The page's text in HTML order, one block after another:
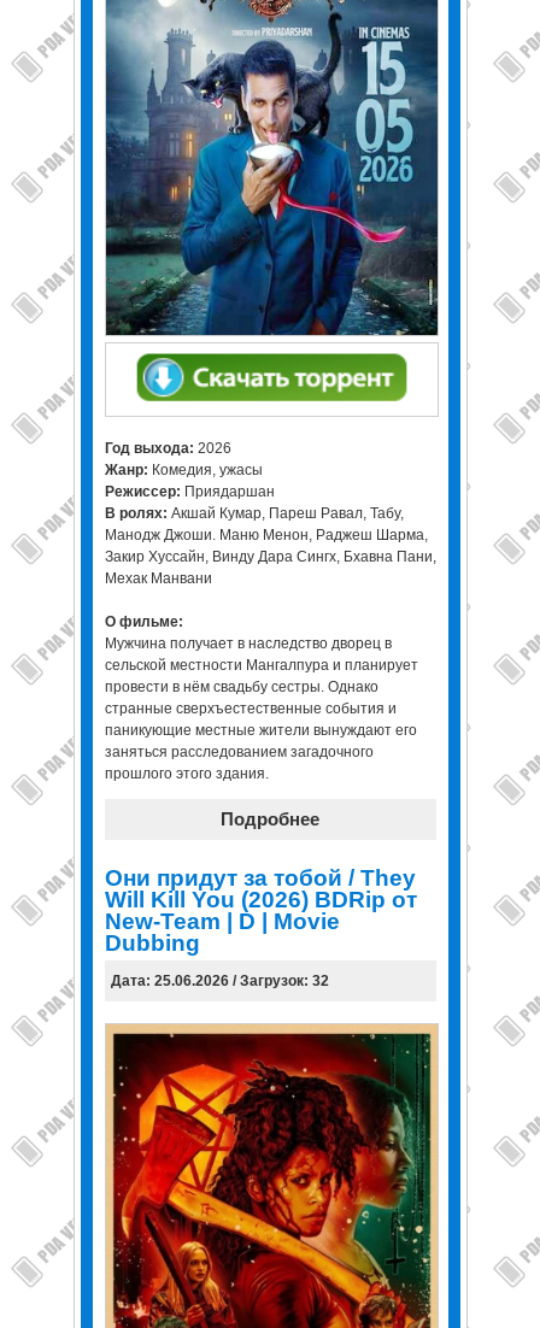
Год выхода: 2026
Жанр: Комедия, ужасы
Режиссер: Приядаршан
В ролях: Акшай Кумар, Пареш Равал, Табу,
Манодж Джоши. Маню Менон, Раджеш Шарма,
Закир Хуссайн, Винду Дара Сингх, Бхавна Пани,
Мехак Манвани
О фильме:
Мужчина получает в наследство дворец в
сельской местности Мангалпура и планирует
провести в нём свадьбу сестры. Однако
странные сверхъестественные события и
паникующие местные жители вынуждают его
заняться расследованием загадочного
прошлого этого здания.
Подробнее
Они придут за тобой / They
Will Kill You (2026) BDRip от
New-Team | D | Movie
Dubbing
Дата: 25.06.2026 / Загрузок: 32